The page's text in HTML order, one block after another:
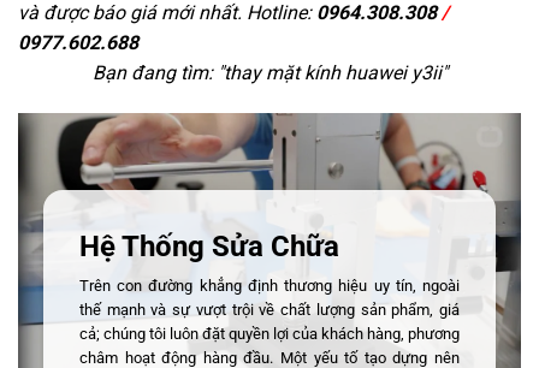
và được báo giá mới nhất. Hotline: 0964.308.308/
0977.602.688
Bạn đang tìm: "thay mặt kính huawei y3ii"
Hệ Thống Sửa Chữa
Trên con đường khẳng định thương hiệu uy tín, ngoài
thế mạnh và sự vượt trội về chất lượng sản phẩm, giá
cả; chúng tôi luôn đặt quyền lợi của khách hàng, phương
châm hoạt động hàng đầu. Một yếu tố tạo dựng nên